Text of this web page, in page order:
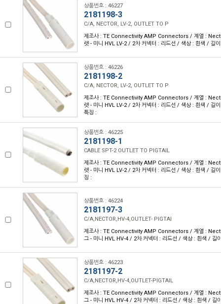
상품번호 : 46227
2181198-3
C/A, NECTOR, LV-2, OUTLET TO P
제조사 : TE Connectivity AMP Connectors / 계열 :
렛 - 미니 HVL LV-2 / 2차 커넥터 : 리드선 / 색상 : 흰색 / 길
상품번호 : 46226
2181198-2
C/A, NECTOR, LV-2, OUTLET TO P
제조사 : TE Connectivity AMP Connectors / 계열 :
렛 - 미니 HVL LV-2 / 2차 커넥터 : 리드선 / 색상 : 흰색 /
특징 :
상품번호 : 46225
2181198-1
CABLE SPT-2 OUTLET TO PIGTAIL
제조사 : TE Connectivity AMP Connectors / 계열 :
렛 - 미니 HVL LV-2 / 2차 커넥터 : 리드선 / 색상 : 흰색 /
징 :
상품번호 : 46224
2181197-3
C/A,NECTOR,HV-4,OUTLET- PIGTAI
제조사 : TE Connectivity AMP Connectors / 계열 :
그 - 미니 HVL HV-4 / 2차 커넥터 : 리드선 / 색상 : 흰색 /
상품번호 : 46223
2181197-2
C/A,NECTOR,HV-4,OUTLET-PIGTAIL
제조사 : TE Connectivity AMP Connectors / 계열 :
그 - 미니 HVL HV-4 / 2차 커넥터 : 리드선 / 색상 : 흰색 /